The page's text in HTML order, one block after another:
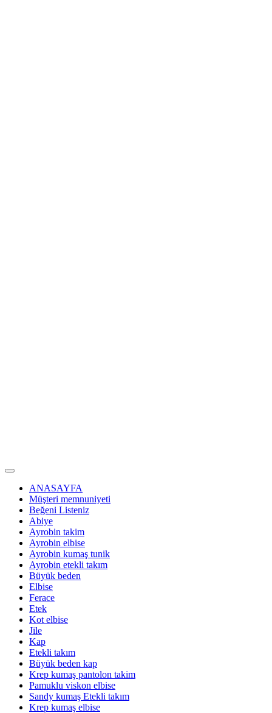
ANASAYFA
Müşteri memnuniyeti
Beğeni Listeniz
Abiye
Ayrobin takim
Ayrobin elbise
Ayrobin kumaş tunik
Ayrobin etekli takım
Büyük beden
Elbise
Ferace
Etek
Kot elbise
Jile
Kap
Etekli takım
Büyük beden kap
Krep kumaş pantolon takim
Pamuklu viskon elbise
Sandy kumaş Etekli takım
Krep kumaş elbise